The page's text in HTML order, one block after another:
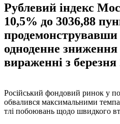
Рублевий індекс
10,5% до 3036,88
продемонструвавши
одноденне зниження
вираженні з березня
Російський фондовий ринок у
обвалився максимальними
тлі побоювань щодо швидкого